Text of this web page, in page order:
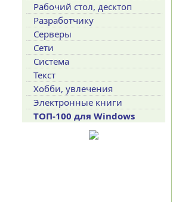
Рабочий стол, десктоп
Разработчику
Серверы
Сети
Система
Текст
Хобби, увлечения
Электронные книги
ТОП-100 для Windows